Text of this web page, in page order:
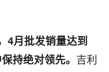
4月批发销量达到
持绝对领先。 吉利